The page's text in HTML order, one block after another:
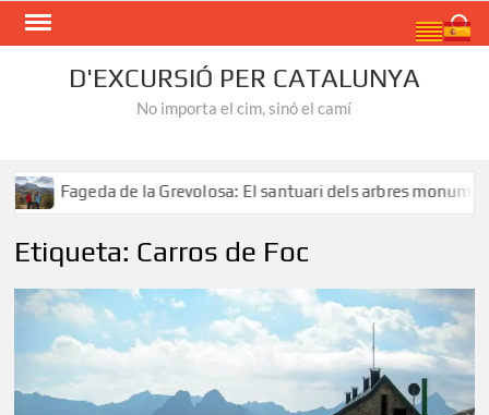
Skip
D'EXCURSIÓ PER CATALUNYA
No importa el cim, sinó el camí
la Grevolosa: El santuari dels arbres monumentals
Etiqueta: Carros de Foc